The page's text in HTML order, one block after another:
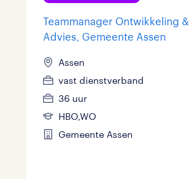
Teammanager Ontwikkeling &
Advies, Gemeente Assen
Assen
vast dienstverband
36 uur
HBO,WO
Gemeente Assen